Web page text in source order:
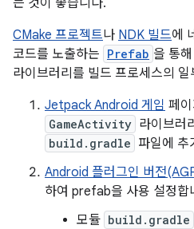
는 것이 좋습니다.
CMake 프로젝트나 NDK 빌드에
코드를 노출하는 Prefab 을 통
라이브러리를 빌드 프로세스의
Jetpack Android 게임 페
GameActivity 라이브러
build.gradle 파일에 추
Android 플러그인 버전
하여 prefab을 사용 설정합
모듈 build.gradle